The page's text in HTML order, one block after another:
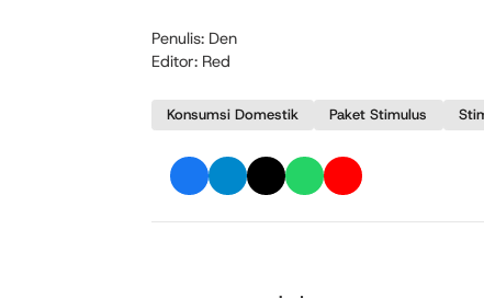
Penulis: Den
Editor: Red
Konsumsi Domestik Paket Stimulus